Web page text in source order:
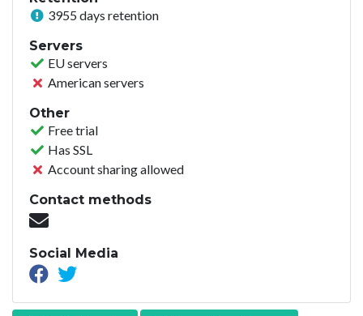
3955 days retention
Servers
EU servers
American servers
Other
Free trial
Has SSL
Account sharing allowed
Contact methods
Social Media